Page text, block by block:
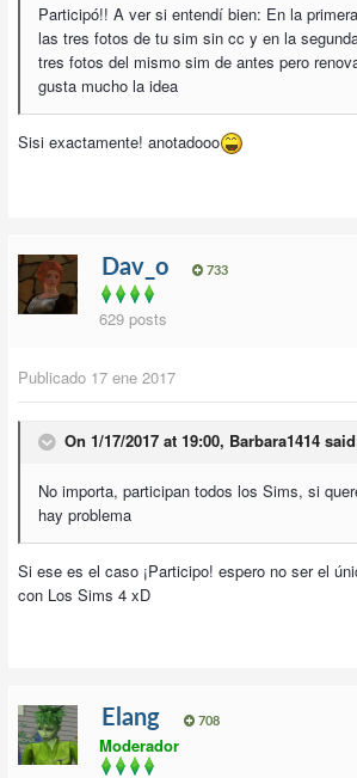
Participó!! A ver si entendí bien: En la
las tres fotos de tu sim sin cc y en la
tres fotos del mismo sim de antes pero
gusta mucho la idea
Sisi exactamente! anotadooo
Dav_o 733
629 posts
Publicado 17 ene 2017
On 1/17/2017 at 19:00, Barbara1414
No importa, participan todos los Sims, si
hay problema
Si ese es el caso ¡Participo! espero no ser el
con Los Sims 4 xD
Elang 708
Moderador